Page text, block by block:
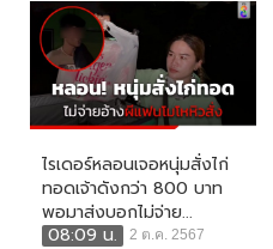
ไรเดอร์หลอนเจอหนุ่มสั่งไก่
ทอดเจ้าดังกว่า 800 บาท
พอมาส่งบอกไม่จ่าย...
08:09 น.
2 ต.ค. 2567